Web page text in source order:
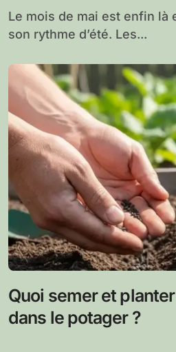
Le mois de mai est enfin là et le potager prend
son rythme d’été. Les...
Quoi semer et
dans le potager ?